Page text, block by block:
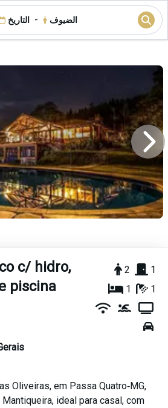
التاريخ - الضيوف
c/ hidro,
piscina
2
1
1
1
Oliveiras, em Passa Quatro‑MG,
ideal para casal, com